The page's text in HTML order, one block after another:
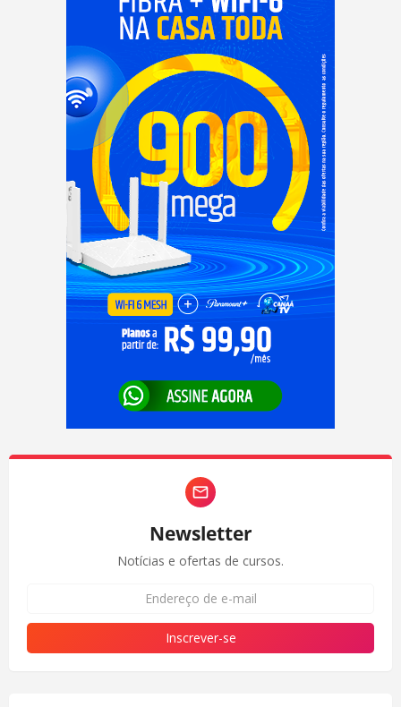
Newsletter
Notícias e ofertas de cursos.